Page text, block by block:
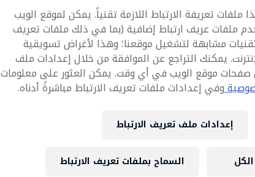
تعريفة الارتباط اللازمة تقنياً. يمكن لموقع الويب
ملفات عريف ارتباط إضافية (بما في ذلك ملفات تعريف
مشابهة لتشغيل موقعنا؛ وهذا لأغراض تسويقية
يمكنك التراجع عن الموافقة من خلال إعدادات ملف
صفحات موقع الويب في أي وقت. يمكن العثور على معلومات
وفي إعدادات ملفات تعريف الارتباط مباشرةً أدناه.
إعدادات ملف تعريف الارتباط
السماح بملفات تعريف الارتباط